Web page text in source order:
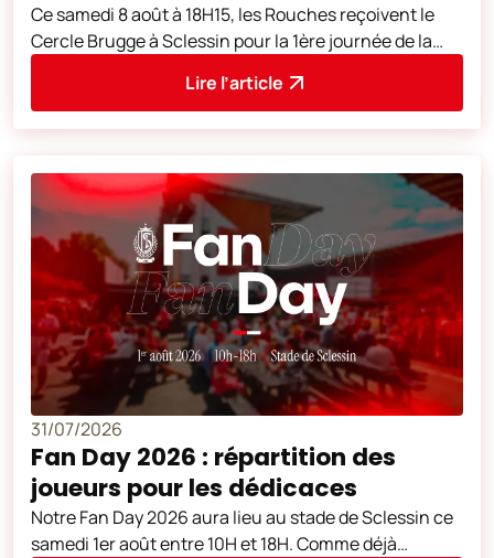
Ce samedi 8 août à 18H15, les Rouches reçoivent le
Cercle Brugge à Sclessin pour la 1ère journée de la
Lire l’article
31/07/2026
Fan Day 2026 : répartition des
joueurs pour les dédicaces
Notre Fan Day 2026 aura lieu au stade de Sclessin ce
samedi 1er août entre 10H et 18H. Comme déjà